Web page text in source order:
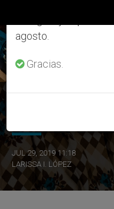
ÚLTIMAS NOTICIAS
JUL 29, 2019 11:18
LARISSA I. LÓPEZ
agosto.
Gracias.